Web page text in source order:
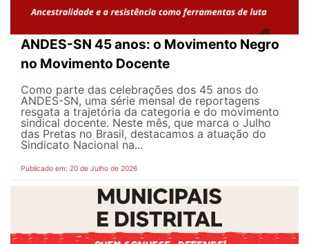
ANDES-SN 45 anos: o Movimento Negro
no Movimento Docente
Como parte das celebrações dos 45 anos do
ANDES-SN, uma série mensal de reportagens
resgata a trajetória da categoria e do movimento
sindical docente. Neste mês, que marca o Julho
das Pretas no Brasil, destacamos a atuação do
Sindicato Nacional na...
Publicado em: 20 de Julho de 2026